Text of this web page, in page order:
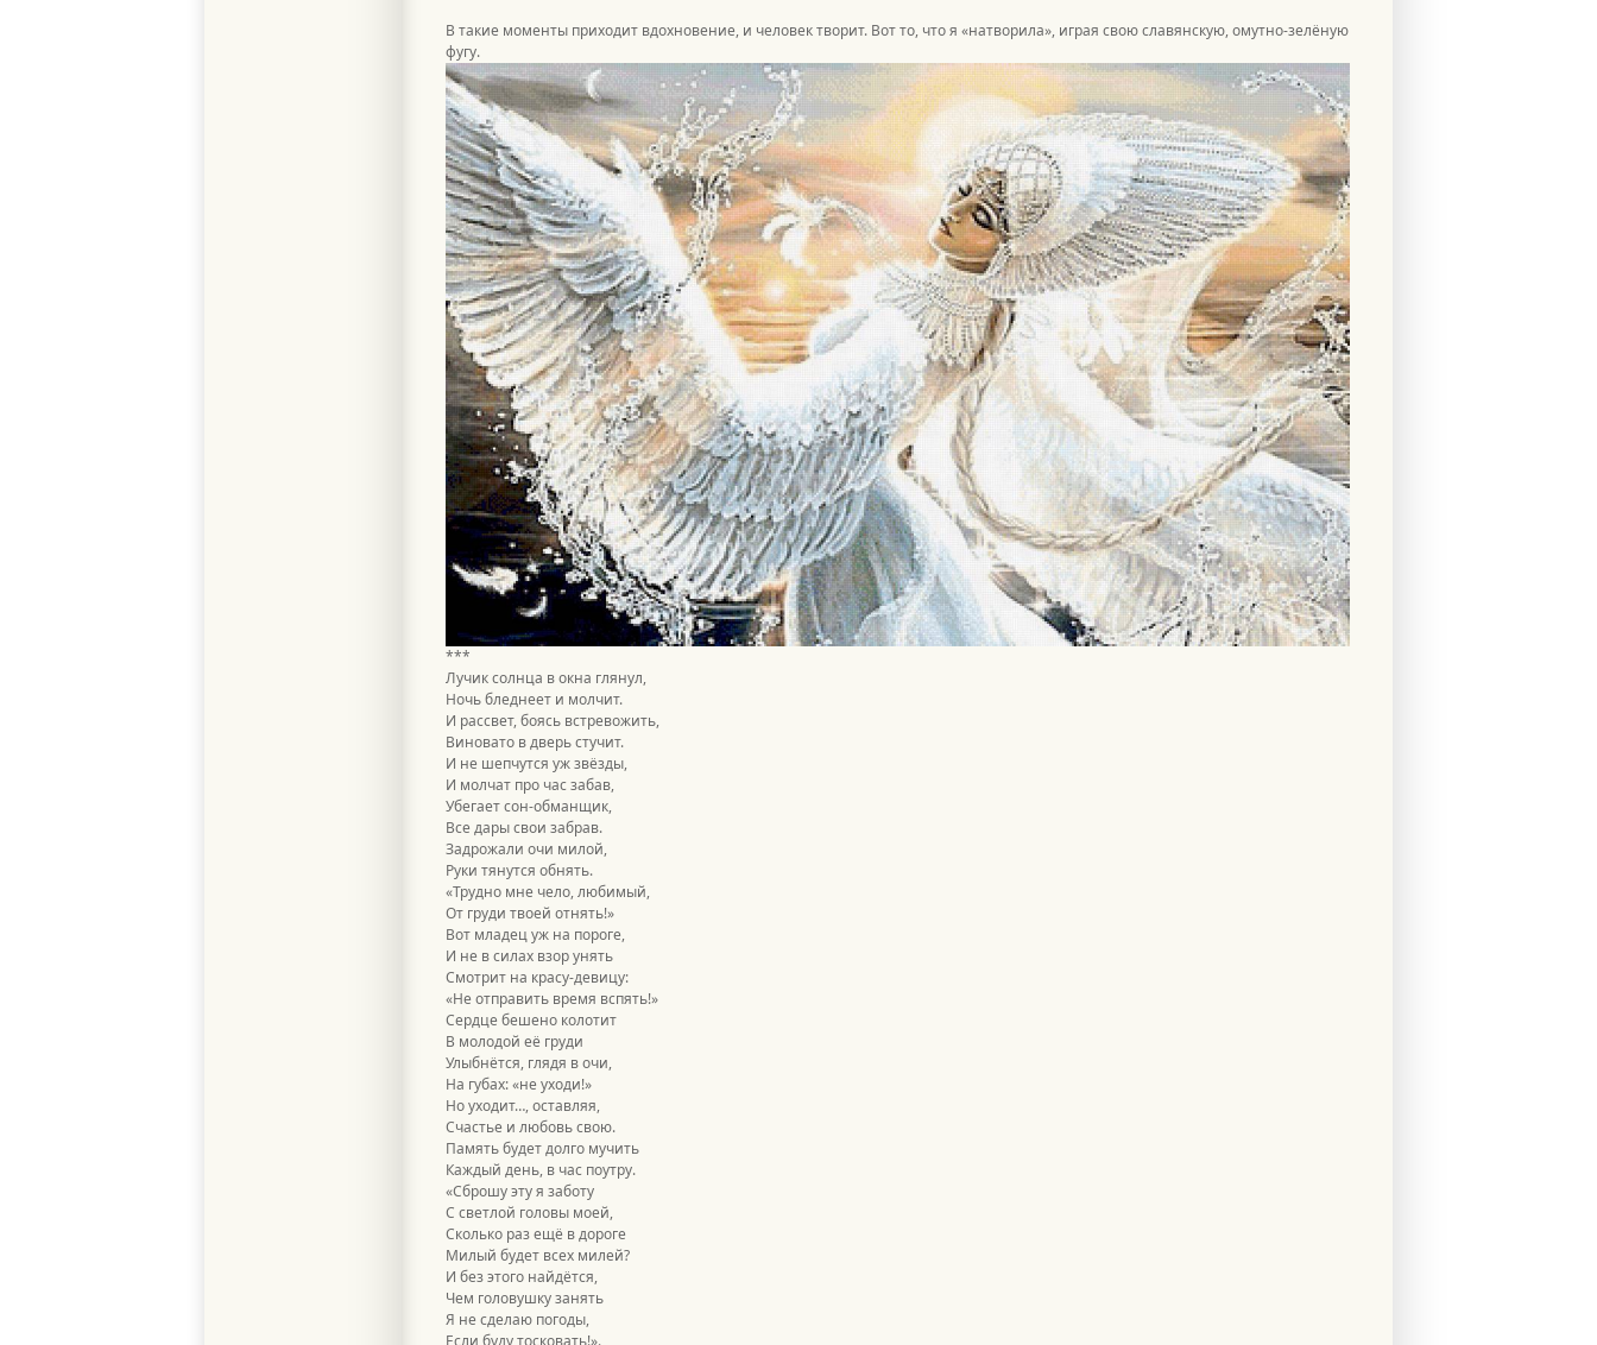
В такие моменты приходит вдохновение, и человек творит. Вот то, что я «натворила», играя свою славянскую, омутно-зелёную
фугу.
***
Лучик солнца в окна глянул,
Ночь бледнеет и молчит.
И рассвет, боясь встревожить,
Виновато в дверь стучит.
И не шепчутся уж звёзды,
И молчат про час забав,
Убегает сон-обманщик,
Все дары свои забрав.
Задрожали очи милой,
Руки тянутся обнять.
«Трудно мне чело, любимый,
От груди твоей отнять!»
Вот младец уж на пороге,
И не в силах взор унять
Смотрит на красу-девицу:
«Не отправить время вспять!»
Сердце бешено колотит
В молодой её груди
Улыбнётся, глядя в очи,
На губах: «не уходи!»
Но уходит…, оставляя,
Счастье и любовь свою.
Память будет долго мучить
Каждый день, в час поутру.
«Сброшу эту я заботу
С светлой головы моей,
Сколько раз ещё в дороге
Милый будет всех милей?
И без этого найдётся,
Чем головушку занять
Я не сделаю погоды,